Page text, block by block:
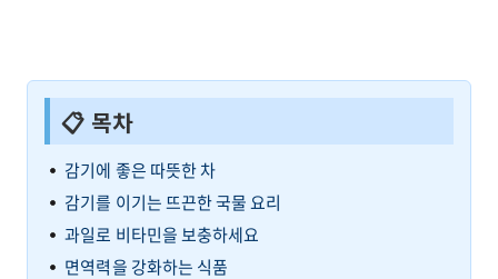
📋 목차
감기에 좋은 따뜻한 차
감기를 이기는 뜨끈한 국물 요리
과일로 비타민을 보충하세요
면역력을 강화하는 식품